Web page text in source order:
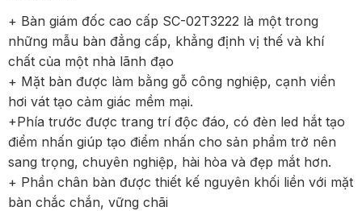
+ Bàn giám đốc cao cấp SC-02T3222 là một trong
những mẫu bàn đẳng cấp, khẳng định vị thế và khí
chất của một nhà lãnh đạo
+ Mặt bàn được làm bằng gỗ công nghiệp, cạnh viền
hơi vát tạo cảm giác mềm mại.
+Phía trước được trang trí độc đáo, có đèn led hắt tạo
điểm nhấn giúp tạo điểm nhấn cho sản phẩm trở nên
sang trọng, chuyên nghiệp, hài hòa và đẹp mắt hơn.
+ Phần chân bàn được thiết kế nguyên khối liền với mặt
bàn chắc chắn, vững chãi